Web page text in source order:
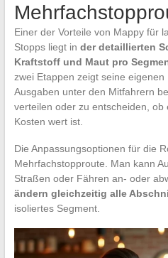
Einer der Vorteile von Mappy für
Stopps liegt in der detaillierten
Kraftstoff und Maut pro
zwei Etappen zeigt seine
Ausgaben unter den Mitfahrern
verteilen oder zu entscheiden, ob
Kosten wert ist.
Die Anpassungsoptionen für die
Mehrfachstopproute. Man kann
Straßen oder Fähren an- oder
ändern gleichzeitig alle
isoliertes Segment.